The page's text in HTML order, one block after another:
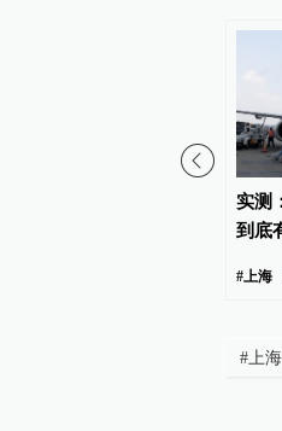
03:27
实测
到底
#上海
#上